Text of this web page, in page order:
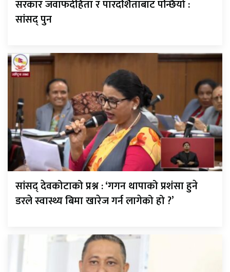
सरकार जवाफदेहिता र पारदर्शिताबाट पन्छियो :
सांसद् पुन
सांसद् देवकोटाको प्रश्न : ‘गगन थापाको प्रशंसा हुने
डरले स्वास्थ्य बिमा खारेज गर्न लागेको हो ?’